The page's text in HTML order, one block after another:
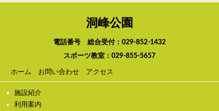
洞峰公園
電話番号 総合受付： 029-852-1432
スポーツ教室： 029-855-5657
ホーム お問い合わせ アクセス
施設紹介
利用案内